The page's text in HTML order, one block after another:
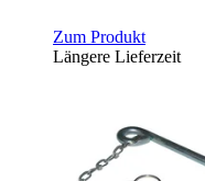
Zum Produkt
Längere Lieferzeit